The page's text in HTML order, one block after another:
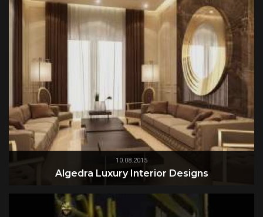
10.08.2015
Algedra Luxury Interior Designs